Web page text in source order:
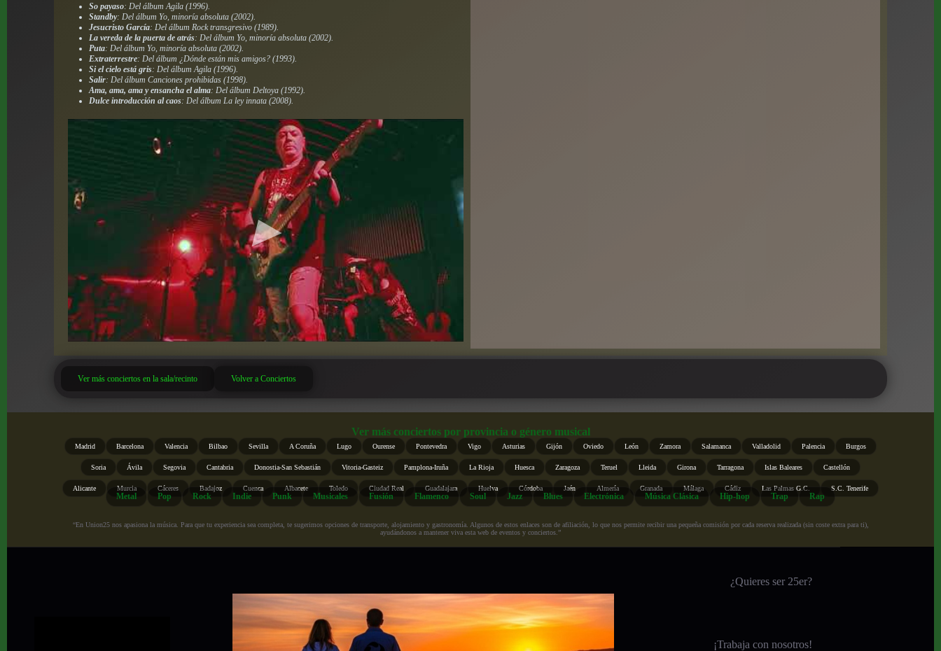
So payaso: Del álbumAgila (1996).
Standby: Del álbum Yo, minoría absoluta (2002).
Jesucristo García: Del álbumRock transgresivo (1989).
La vereda de la puerta de atrás: Del álbum Yo, minoría absoluta (2002).
Puta: Del álbum Yo, minoría absoluta (2002).
Extraterrestre: Del álbum ¿Dónde están mis amigos? (1993).
Si el cielo está gris: Del álbumAgila (1996).
Salir: Del álbumCanciones prohibidas (1998).
Ama, ama, ama y ensancha el alma: Del álbumDeltoya (1992).
Dulce introducción al caos: Del álbumLa ley innata (2008).
Ver más conciertos en la sala/recinto Volver a Conciertos
Ver más conciertos por provincia o género musical
Madrid Barcelona Valencia Bilbao Sevilla A Coruña Lugo Ourense Pontevedra Vigo Asturias Gijón Oviedo León Zamora Salamanca Valladolid Palencia Burgos
Soria Ávila Segovia Cantabria Donostia-San Sebastián Vitoria-Gasteiz Pamplona-Iruña La Rioja Huesca Zaragoza Teruel Lleida Girona Tarragona Islas Baleares Castellón
Alicante Murcia Cáceres Badajoz Cuenca Albacete Toledo Ciudad Real Guadalajara Huelva Córdoba Jaén Almería Granada Málaga Cádiz Las Palmas G.C. S.C. Tenerife
Metal Pop Rock Indie Punk Musicales Fusión Flamenco Soul Jazz Blues Electrónica Música Clásica Hip-hop Trap Rap
“En Union25 nos apasiona la música. Para que tu experiencia sea completa, te sugerimos opciones de transporte, alojamiento y gastronomía. Algunos de estos enlaces son de afiliación, lo que nos permite recibir una pequeña comisión por cada reserva realizada (sin coste extra para ti),
ayudándonos a mantener viva esta web de eventos y conciertos.”
¿Quieres ser 25er?
¡Trabaja con nosotros!